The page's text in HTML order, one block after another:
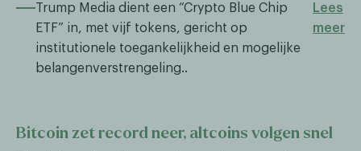
Trump Media dient een “Crypto Blue Chip
ETF” in, met vijf tokens, gericht op
institutionele toegankelijkheid en mogelijke
belangenverstrengeling..
Lees
meer
Bitcoin zet record neer, altcoins volgen snel